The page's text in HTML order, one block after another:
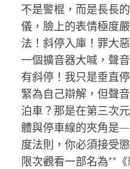
不是警棍，而是長長
儀，臉上的表情極度
法！斜停入庫！罪大
一個擴音器大喊，聲
有斜停！我只是垂直
緊為自己辯解，但聲
泊車？那是在第三次
體與停車線的夾角是
度法則，你必須接受
限次觀看一部名為**